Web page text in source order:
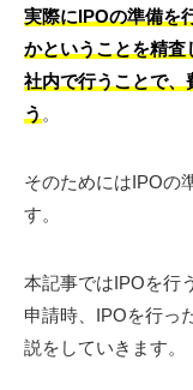
実際にIPOの準備を
かということを精査
社内で行うことで、
う 。
そのためにはIPOの
す。
本記事ではIPOを行
申請時、IPOを行っ
説をしていきます。